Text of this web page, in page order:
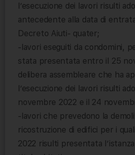
l’esecuzione dei lavori risulti
antecedente alla data di
Decreto Aiuti- quater;
-lavori eseguiti da condomini,
stata presentata entro il 25
delibera assembleare che ha
l’esecuzione dei lavori risulti
novembre 2022 e il 24
-lavori che prevedono la
ricostruzione di edifici per i
2022 risulti presentata